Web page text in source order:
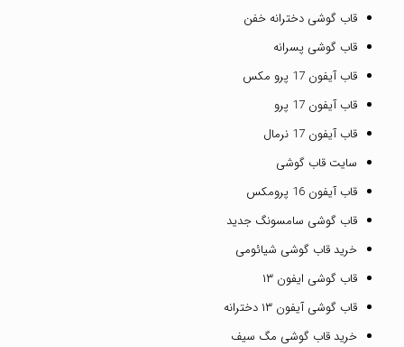
قاب گوشی دخترانه خفن
قاب گوشی پسرانه
قاب آیفون 17 پرو مکس
قاب آیفون 17 پرو
قاب آیفون 17 نرمال
سایت قاب گوشی
قاب آیفون 16 پرومکس
قاب گوشی سامسونگ جدید
خرید قاب گوشی شیائومی
قاب گوشی ایفون ۱۳
قاب گوشی آیفون ۱۳ دخترانه
خرید قاب گوشی مگ سیف